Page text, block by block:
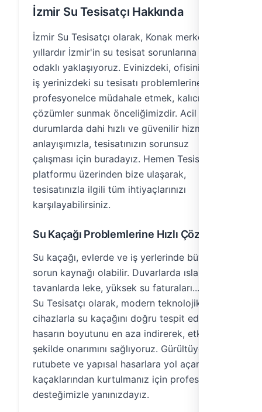
İzmir Su Tesisatçı Hakkında
İzmir Su Tesisatçı olarak, Konak merkezli,
yıllardır İzmir'in su tesisat sorunlarına çözüm
odaklı yaklaşıyoruz. Evinizdeki, ofisinizdeki,
iş yerinizdeki su tesisatı problemlerine
profesyonelce müdahale etmek, kalıcı
çözümler sunmak önceliğimizdir. Acil
durumlarda dahi hızlı ve güvenilir hizmet
anlayışımızla, tesisatınızın sorunsuz
çalışması için buradayız. Hemen Tesisat
platformu üzerinden bize ulaşarak,
tesisatınızla ilgili tüm ihtiyaçlarınızı
karşılayabilirsiniz.
Su Kaçağı Problemlerine Hızlı Çözüm
Su kaçağı, evlerde ve iş yerlerinde büyük bir
sorun kaynağı olabilir. Duvarlarda ıslaklık,
tavanlarda leke, yüksek su faturaları... İzmir
Su Tesisatçı olarak, modern teknolojik
cihazlarla su kaçağını doğru tespit ediyor ve
hasarın boyutunu en aza indirerek, etkili bir
şekilde onarımını sağlıyoruz. Gürültüye,
rutubete ve yapısal hasarlara yol açan su
kaçaklarından kurtulmanız için profesyonel
desteğimizle yanınızdayız.